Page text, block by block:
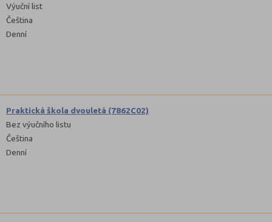
Výuční list
Čeština
Denní
Praktická škola dvouletá (7862C02)
Bez výučního listu
Čeština
Denní